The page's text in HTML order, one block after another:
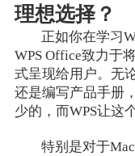
理想选择？
正如你在学习
WPS Office致力于
式呈现给用户。无
还是编写产品手册
少的，而WPS让这
特别是对于